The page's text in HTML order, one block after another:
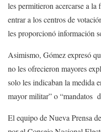
les permitieron acercarse a
entrar a los centros de
les proporcionó información
Asimismo, Gómez expresó
no les ofrecieron mayores
solo les indicaban la medida
mayor militar” o “mandatos
El equipo de Nueva Prensa